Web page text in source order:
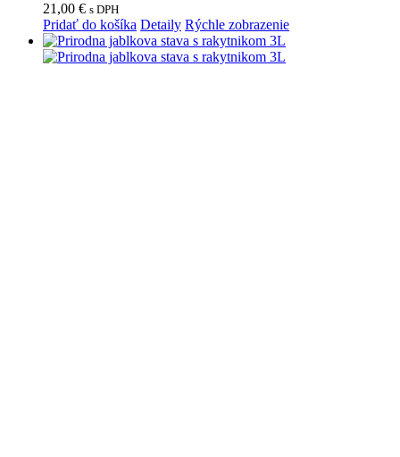
21,00 € s DPH
Pridať do košíka Detaily Rýchle zobrazenie